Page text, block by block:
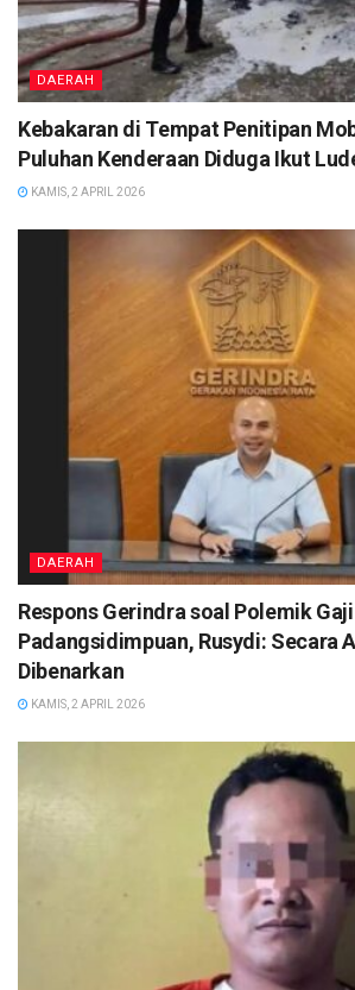
DAERAH
Kebakaran di Tempat Penitipan
Puluhan Kenderaan Diduga Ikut
KAMIS, 2 APRIL 2026
DAERAH
Respons Gerindra soal Polemik Gaji
Padangsidimpuan, Rusydi: Secara
Dibenarkan
KAMIS, 2 APRIL 2026